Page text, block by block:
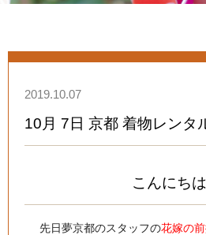
2019.10.07
10月 7日 京都 着物レンタ
こんにち
先日夢京都のスタッフの花嫁の前